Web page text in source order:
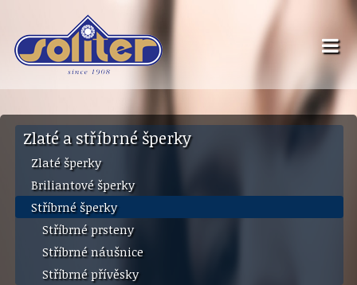
Zlaté a stříbrné šperky
Zlaté šperky
Briliantové šperky
Stříbrné šperky
Stříbrné prsteny
Stříbrné náušnice
Stříbrné přívěsky